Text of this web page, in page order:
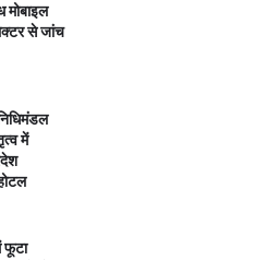
मोबाइल
से जांच
में
फूटा